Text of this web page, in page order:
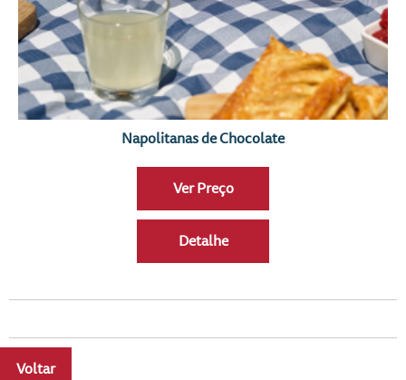
Napolitanas de Chocolate
Ver Preço
Detalhe
Voltar